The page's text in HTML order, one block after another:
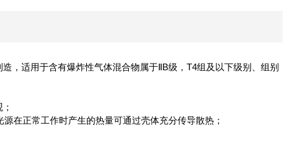
，适用于含有爆炸性气体混合物属于ⅡB级，T4组及以下级别、组别
在正常工作时产生的热量可通过壳体充分传导散热；